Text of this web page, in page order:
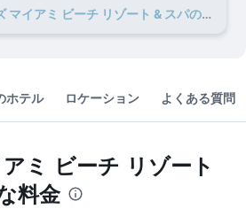
​その他56​件のアンダズ マイアミ ビーチ リゾート & スパのオファー
ホテル ロケーション よくある質問
ミ ビーチ リゾート
料金